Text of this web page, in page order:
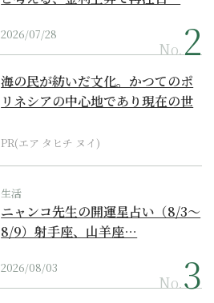
2026/07/28
No.
海の民が紡いだ文化。かつてのポ
リネシアの中心地であり現在の世
PR(エア タヒチ ヌイ)
生活
ニャンコ先生の開運星占い（8/3～
8/9）射手座、山羊座…
2026/08/03
No.